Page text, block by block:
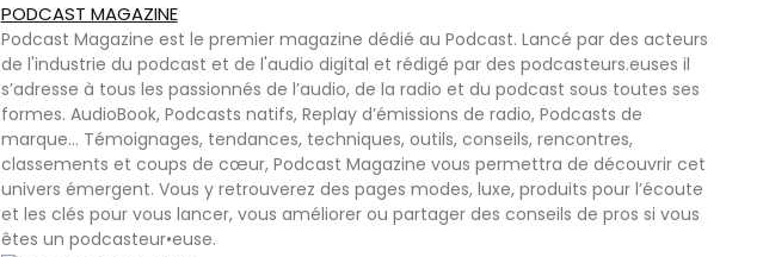
PODCAST MAGAZINE
Podcast Magazine est le premier magazine dédié au Podcast. Lancé par des acteurs
de l'industrie du podcast et de l'audio digital et rédigé par des podcasteurs.euses il
s’adresse à tous les passionnés de l’audio, de la radio et du podcast sous toutes ses
formes. AudioBook, Podcasts natifs, Replay d’émissions de radio, Podcasts de
marque… Témoignages, tendances, techniques, outils, conseils, rencontres,
classements et coups de cœur, Podcast Magazine vous permettra de découvrir cet
univers émergent. Vous y retrouverez des pages modes, luxe, produits pour l’écoute
et les clés pour vous lancer, vous améliorer ou partager des conseils de pros si vous
êtes un podcasteur•euse.